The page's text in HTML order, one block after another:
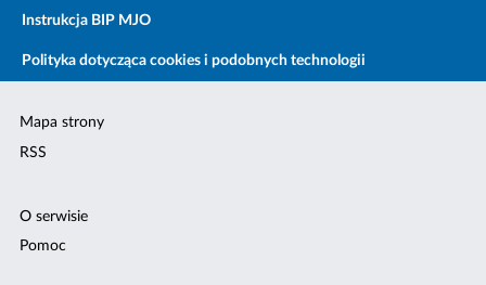
Instrukcja BIP MJO
Polityka dotycząca cookies i podobnych technologii
Mapa strony
RSS
O serwisie
Pomoc